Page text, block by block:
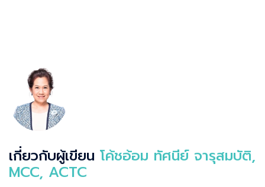
เกี่ยวกับผู้เขียน โค้ชอ้อม ทัศนีย์ จารุสมบัติ,
MCC, ACTC